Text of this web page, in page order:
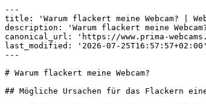
---
title: 'Warum flackert meine Webcam? |
description: 'Warum flackert meine
canonical_url: 'https://www.prima-
last_modified: '2026-07-25T16:57:57+02:00'
---
# Warum flackert meine Webcam?
## Mögliche Ursachen für das Flackern